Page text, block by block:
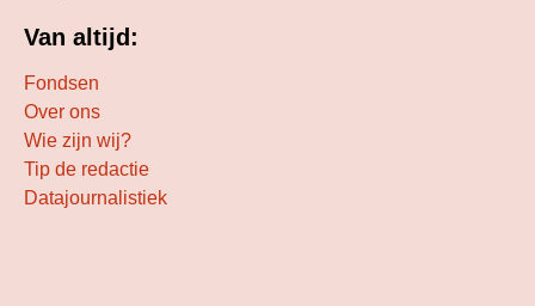
Van altijd:
Fondsen
Over ons
Wie zijn wij?
Tip de redactie
Datajournalistiek